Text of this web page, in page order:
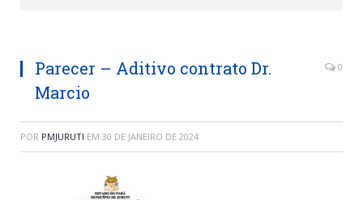
Parecer – Aditivo contrato Dr.
Marcio
0
POR PMJURUTI EM 30 DE JANEIRO DE 2024